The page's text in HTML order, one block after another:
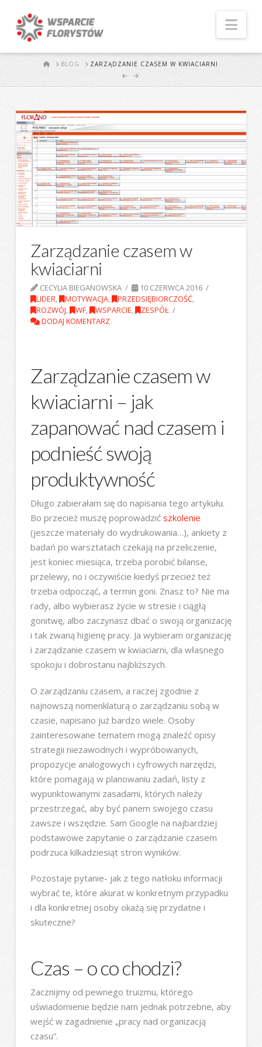
STARTBLOG ZARZĄDZANIE CZASEM W KWIACIARNI
Zarządzanie czasem w
kwiaciarni
CECYLIA BIEGANOWSKA
10 CZERWCA 2016
LIDER, MOTYWACJA, PRZEDSIĘBIORCZOŚĆ,
ROZWÓJ, WF, WSPARCIE,
ZESPÓŁ
DODAJ KOMENTARZ
Zarządzanie czasem w
kwiaciarni – jak
zapanować nad czasem i
podnieść swoją
produktywność
Długo zabierałam się do napisania tego artykułu.
Bo przecież muszę poprowadzić szkolenie
(jeszcze materiały do wydrukowania…), ankiety z
badań po warsztatach czekają na przeliczenie,
jest koniec miesiąca, trzeba porobić bilanse,
przelewy, no i oczywiście kiedyś przecież też
trzeba odpocząć, a termin goni. Znasz to? Nie ma
rady, albo wybierasz życie w stresie i ciągłą
gonitwę, albo zaczynasz dbać o swoją organizację
i tak zwaną higienę pracy. Ja wybieram organizację
i zarządzanie czasem w kwiaciarni, dla własnego
spokoju i dobrostanu najbliższych.
O zarządzaniu czasem, a raczej zgodnie z
najnowszą nomenklaturą o zarządzaniu sobą w
czasie, napisano już bardzo wiele. Osoby
zainteresowane tematem mogą znaleźć opisy
strategii niezawodnych i wypróbowanych,
propozycje analogowych i cyfrowych narzędzi,
które pomagają w planowaniu zadań, listy z
wypunktowanymi zasadami, których należy
przestrzegać, aby być panem swojego czasu
zawsze i wszędzie. Sam Google na najbardziej
podstawowe zapytanie o zarządzanie czasem
podrzuca kilkadziesiąt stron wyników.
Pozostaje pytanie- jak z tego natłoku informacji
wybrać te, które akurat w konkretnym przypadku
i dla konkretnej osoby okażą się przydatne i
skuteczne?
Czas – o co chodzi?
Zacznijmy od pewnego truizmu, którego
uświadomienie będzie nam jednak potrzebne, aby
wejść w zagadnienie „pracy nad organizacją
czasu”.